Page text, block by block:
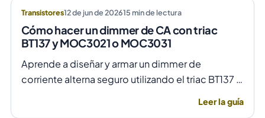
Transistores12 de jun de 202615min de lectura
Cómo hacer un dimmer de CA con triac
BT137 y MOC3021 o MOC3031
Aprende a diseñar y armar un dimmer de
corriente alterna seguro utilizando el triac BT137 y
Leer la guía